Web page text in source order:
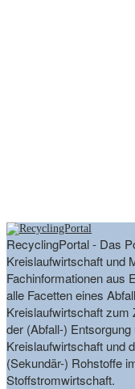
RecyclingPortal - Das
Kreislaufwirtschaft und
Fachinformationen aus
alle Facetten eines
Kreislaufwirtschaft zum
der (Abfall-)
Kreislaufwirtschaft und
(Sekundär-) Rohstoffe
Stoffstromwirtschaft.